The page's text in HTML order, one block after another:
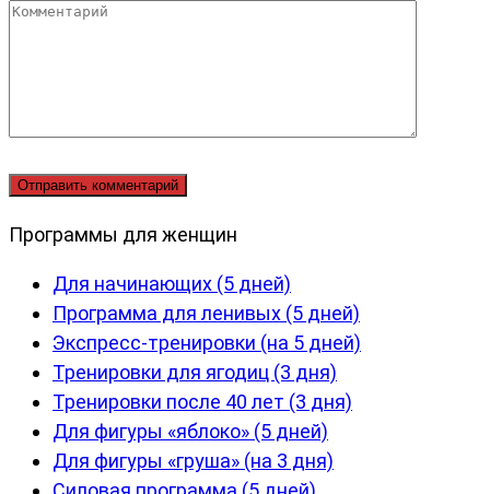
Комментарий
Программы для женщин
Для начинающих (5 дней)
Программа для ленивых (5 дней)
Экспресс-тренировки (на 5 дней)
Тренировки для ягодиц (3 дня)
Тренировки после 40 лет (3 дня)
Для фигуры «яблоко» (5 дней)
Для фигуры «груша» (на 3 дня)